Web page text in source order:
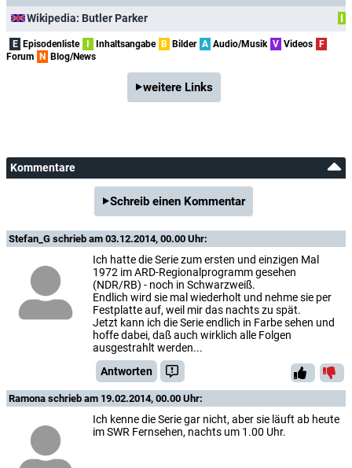
Wikipedia: Butler Parker
I
E Episodenliste I Inhaltsangabe B Bilder A Audio/Musik V Videos F
Forum N Blog/News
weitere Links
Kommentare
Schreib einen Kommentar
Stefan_G schrieb am 03.12.2014, 00.00 Uhr:
Ich hatte die Serie zum ersten und einzigen Mal
1972 im ARD-Regionalprogramm gesehen
(NDR/RB) - noch in Schwarzweiß.
Endlich wird sie mal wiederholt und nehme sie per
Festplatte auf, weil mir das nachts zu spät.
Jetzt kann ich die Serie endlich in Farbe sehen und
hoffe dabei, daß auch wirklich alle Folgen
ausgestrahlt werden...
Antworten
Ramona schrieb am 19.02.2014, 00.00 Uhr:
Ich kenne die Serie gar nicht, aber sie läuft ab heute
im SWR Fernsehen, nachts um 1.00 Uhr.